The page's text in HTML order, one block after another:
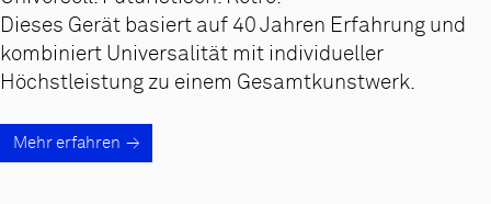
Dieses Gerät basiert auf 40 Jahren Erfahrung und
kombiniert Universalität mit individueller
Höchstleistung zu einem Gesamtkunstwerk.
Mehr erfahren